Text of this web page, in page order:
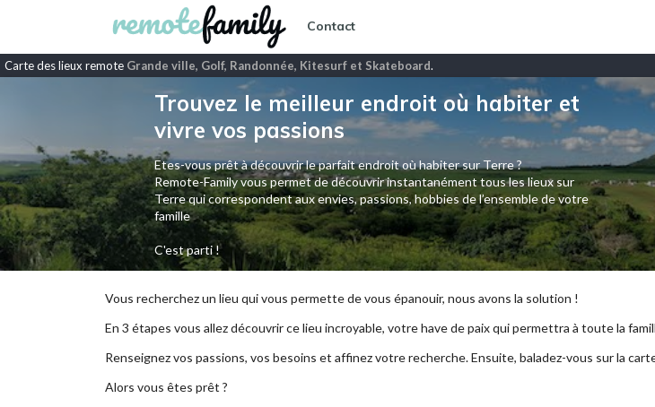
Contact
Carte des lieux remote Grande ville, Golf, Randonnée, Kitesurf et Skateboard.
Trouvez le meilleur endroit où habiter et
vivre vos passions
Etes-vous prêt à découvrir le parfait endroit où habiter sur Terre ?
Remote-Family vous permet de découvrir instantanément tous les lieux sur
Terre qui correspondent aux envies, passions, hobbies de l’ensemble de votre
famille
C'est parti !
Vous recherchez un lieu qui vous permette de vous épanouir, nous avons la solution !
En 3 étapes vous allez découvrir ce lieu incroyable, votre have de paix qui permettra à toute la
Renseignez vos passions, vos besoins et affinez votre recherche. Ensuite, baladez-vous sur la
Alors vous êtes prêt ?